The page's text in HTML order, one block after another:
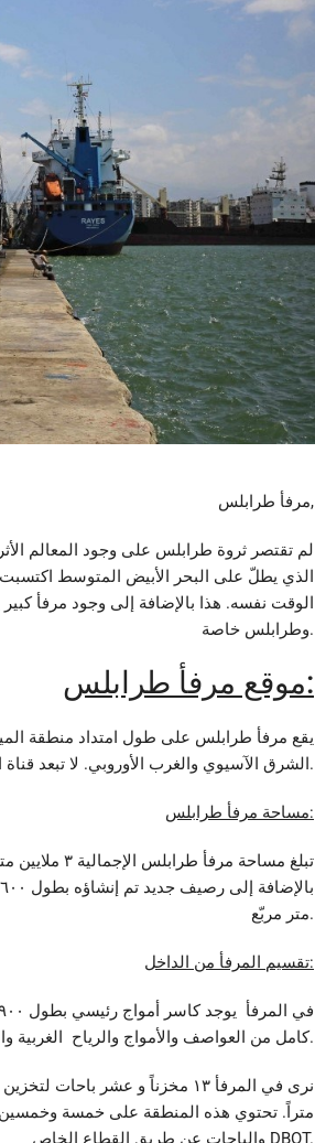
مرفأ طرابلس,
لم تقتصر ثروة طرابلس على وجود المعالم
الذي يطلّ على البحر الأبيض المتوسط
الوقت نفسه. هذا بالإضافة إلى وجود مرفأ كبير
وطرابلس خاصة.
موقع مرفأ طرابلس:
يقع مرفأ طرابلس على طول امتداد منطقة
الشرق الآسيوي والغرب الأوروبي. لا تبعد قناة السويس عن المرفأ سوى ٣٠٠ ميل بحري فقط.
مساحة مرفأ طرابلس:
تبلغ مساحة
متر مربّع.
تقسيم المرفأ من الداخل:
كامل من العواصف والأمواج والرياح الغربية والشمالية.
متراً. تحتوي هذه المنطقة على خمسة
والباحات عن طريق القطاع الخاص DBOT.